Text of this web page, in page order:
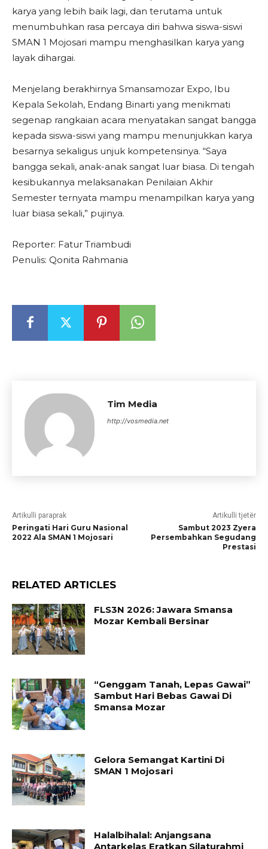
karya yang lebih baik lagi, dan terutama untuk
menumbuhkan rasa percaya diri bahwa siswa-siswi
SMAN 1 Mojosari mampu menghasilkan karya yang
layak dihargai.
Menjelang berakhirnya Smansamozar Expo, Ibu
Kepala Sekolah, Endang Binarti yang menikmati
segenap rangkaian acara menyatakan sangat bangga
kepada siswa-siswi yang mampu menunjukkan karya
besarnya sekaligus unjuk kompetensinya. “Saya
bangga sekali, anak-anak sangat luar biasa. Di tengah
kesibukannya melaksanakan Penilaian Akhir
Semester ternyata mampu menampilkan karya yang
luar biasa sekali,” pujinya.
Reporter: Fatur Triambudi
Penulis: Qonita Rahmania
Tim Media
http://vosmedia.net
Artikulli paraprak
Peringati Hari Guru Nasional
2022 Ala SMAN 1 Mojosari
Artikulli tjetër
Sambut 2023 Zyera
Persembahkan Segudang
Prestasi
RELATED ARTICLES
FLS3N 2026: Jawara Smansa
Mozar Kembali Bersinar
“Genggam Tanah, Lepas Gawai”
Sambut Hari Bebas Gawai Di
Smansa Mozar
Gelora Semangat Kartini Di
SMAN 1 Mojosari
Halalbihalal: Anjangsana
Antarkelas Eratkan Silaturahmi